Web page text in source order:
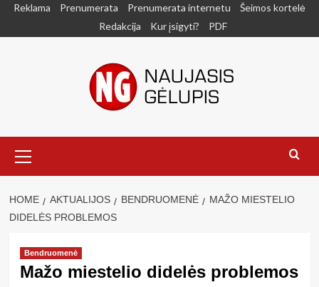
SkipReklama Prenumerata Prenumerata internetu
Šeimos kortelė
Redakcija
Kur įsigyti? PDF
Menu
HOME AKTUALIJOS BENDRUOMENĖ
MAŽO MIESTELIO
DIDELĖS PROBLEMOS
Bendruomenė
Mažo miestelio didelės problemos